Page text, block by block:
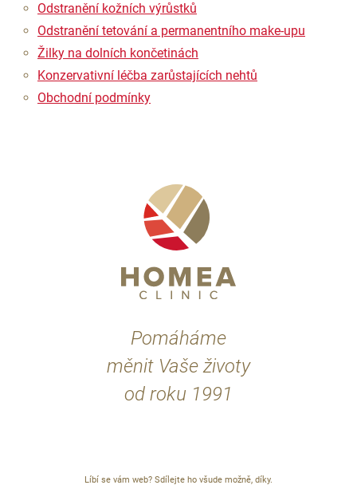
Odstranění kožních výrůstků
Odstranění tetování a permanentního make-upu
Žilky na dolních končetinách
Konzervativní léčba zarůstajících nehtů
Obchodní podmínky
Pomáháme
měnit Vaše životy
od roku 1991
Líbí se vám web? Sdílejte ho všude možně, díky.